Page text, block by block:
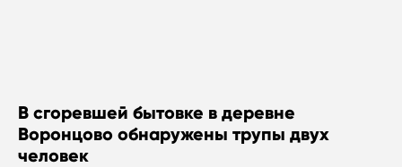
В сгоревшей бытовке в деревне
Воронцово обнаружены трупы двух
человек